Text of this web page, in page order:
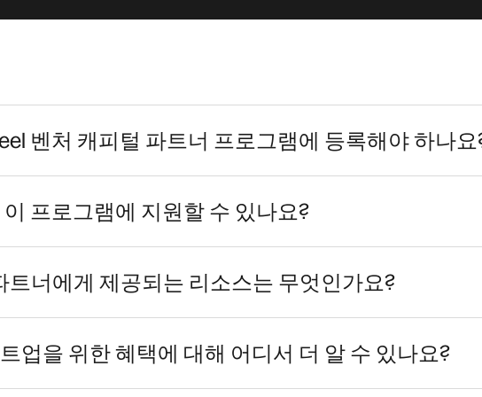
벤처 캐피털 파트너 프로그램에 등록해야 하나요
이 프로그램에 지원할 수 있나요?
트너에게 제공되는 리소스는 무엇인가요?
업을 위한 혜택에 대해 어디서 더 알 수 있나요?